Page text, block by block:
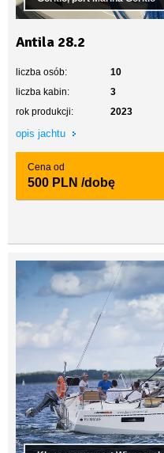
Antila 28.2
liczba osób:
10
liczba kabin:
3
rok produkcji:
2023
opis jachtu
Cena od
500 PLN /dobę